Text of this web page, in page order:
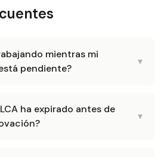
mientras mi
pendiente?
▾
ha expirado antes de
▾